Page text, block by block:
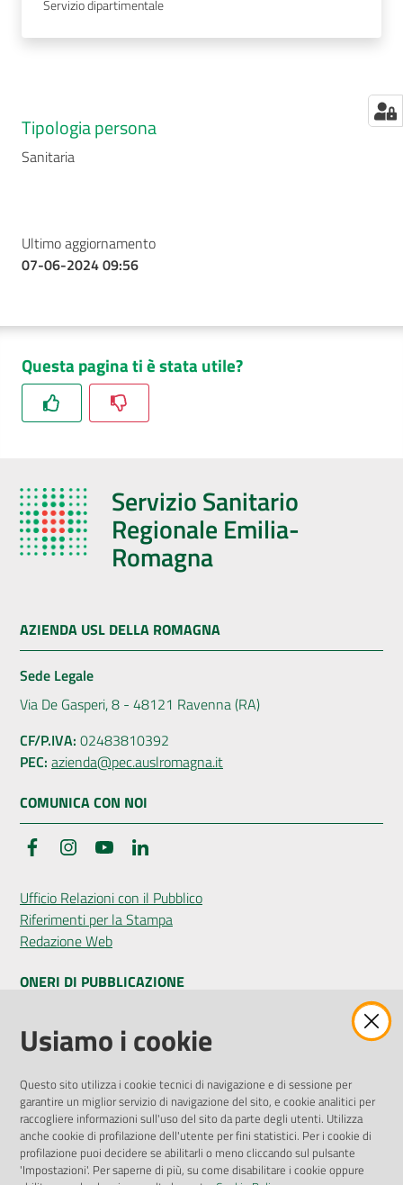
Servizio dipartimentale
Tipologia persona
Sanitaria
Ultimo aggiornamento
07-06-2024 09:56
Questa pagina ti è stata utile?
Servizio Sanitario
Regionale Emilia-
Romagna
AZIENDA USL DELLA ROMAGNA
Sede Legale
Via De Gasperi, 8 - 48121 Ravenna (RA)
CF/P.IVA: 02483810392
PEC: azienda@pec.auslromagna.it
COMUNICA CON NOI
FacebookInstagramYouTube
Ufficio Relazioni con il Pubblico
Riferimenti per la Stampa
Redazione Web
ONERI DI PUBBLICAZIONE
Amministrazione Trasparente
Pubblicità legale
Privacy Policy
Attuazione Misure PNRR
Liste di Attesa
ENTI, IMPRESE E PARTNER
Usiamo i cookie
Questo sito utilizza i cookie tecnici di navigazione e di sessione per
garantire un miglior servizio di navigazione del sito, e cookie analitici per
raccogliere informazioni sull'uso del sito da parte degli utenti. Utilizza
anche cookie di profilazione dell'utente per fini statistici. Per i cookie di
profilazione puoi decidere se abilitarli o meno cliccando sul pulsante
'Impostazioni'. Per saperne di più, su come disabilitare i cookie oppure